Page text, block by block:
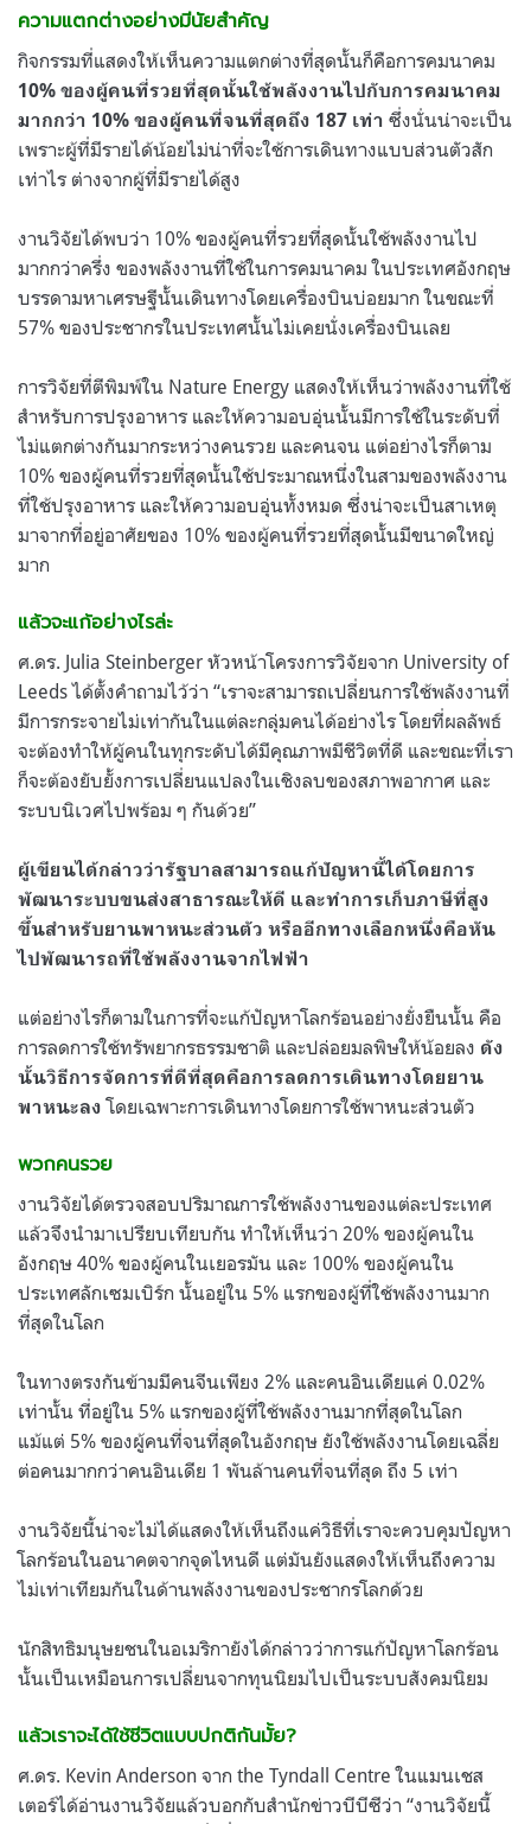
ความแตกต่างอย่างมีนัยสำคัญ
กิจกรรมที่แสดงให้เห็นความแตกต่างที่สุดนั้นก็คือการคมนาคม
10% ของผู้คนที่รวยที่สุดนั้นใช้พลังงานไปกับการคมนาคม
มากกว่า 10% ของผู้คนที่จนที่สุดถึง 187 เท่า ซึ่งนั่นน่าจะเป็น
เพราะผู้ที่มีรายได้น้อยไม่น่าที่จะใช้การเดินทางแบบส่วนตัวสัก
เท่าไร ต่างจากผู้ที่มีรายได้สูง
งานวิจัยได้พบว่า 10% ของผู้คนที่รวยที่สุดนั้นใช้พลังงานไป
มากกว่าครึ่ง ของพลังงานที่ใช้ในการคมนาคม ในประเทศอังกฤษ
บรรดามหาเศรษฐีนั้นเดินทางโดยเครื่องบินบ่อยมาก ในขณะที่
57% ของประชากรในประเทศนั้นไม่เคยนั่งเครื่องบินเลย
การวิจัยที่ตีพิมพ์ใน Nature Energy แสดงให้เห็นว่าพลังงานที่ใช้
สำหรับการปรุงอาหาร และให้ความอบอุ่นนั้นมีการใช้ในระดับที่
ไม่แตกต่างกันมากระหว่างคนรวย และคนจน แต่อย่างไรก็ตาม
10% ของผู้คนที่รวยที่สุดนั้นใช้ประมาณหนึ่งในสามของพลังงาน
ที่ใช้ปรุงอาหาร และให้ความอบอุ่นทั้งหมด ซึ่งน่าจะเป็นสาเหตุ
มาจากที่อยู่อาศัยของ 10% ของผู้คนที่รวยที่สุดนั้นมีขนาดใหญ่
มาก
แล้วจะแก้อย่างไรล่ะ
ศ.ดร. Julia Steinberger หัวหน้าโครงการวิจัยจาก University of
Leeds ได้ตั้งคำถามไว้ว่า “เราจะสามารถเปลี่ยนการใช้พลังงานที่
มีการกระจายไม่เท่ากันในแต่ละกลุ่มคนได้อย่างไร โดยที่ผลลัพธ์
จะต้องทำให้ผู้คนในทุกระดับได้มีคุณภาพมีชีวิตที่ดี และขณะที่เรา
ก็จะต้องยับยั้งการเปลี่ยนแปลงในเชิงลบของสภาพอากาศ และ
ระบบนิเวศไปพร้อม ๆ กันด้วย”
ผู้เขียนได้กล่าวว่ารัฐบาลสามารถแก้ปัญหานี้ได้โดยการ
พัฒนาระบบขนส่งสาธารณะให้ดี และทำการเก็บภาษีที่สูง
ขึ้นสำหรับยานพาหนะส่วนตัว หรืออีกทางเลือกหนึ่งคือหัน
ไปพัฒนารถที่ใช้พลังงานจากไฟฟ้า
แต่อย่างไรก็ตามในการที่จะแก้ปัญหาโลกร้อนอย่างยั่งยืนนั้น คือ
การลดการใช้ทรัพยากรธรรมชาติ และปล่อยมลพิษให้น้อยลง ดัง
นั้นวิธีการจัดการที่ดีที่สุดคือการลดการเดินทางโดยยาน
พาหนะลง โดยเฉพาะการเดินทางโดยการใช้พาหนะส่วนตัว
พวกคนรวย
งานวิจัยได้ตรวจสอบปริมาณการใช้พลังงานของแต่ละประเทศ
แล้วจึงนำมาเปรียบเทียบกัน ทำให้เห็นว่า 20% ของผู้คนใน
อังกฤษ 40% ของผู้คนในเยอรมัน และ 100% ของผู้คนใน
ประเทศลักเซมเบิร์ก นั้นอยู่ใน 5% แรกของผู้ที่ใช้พลังงานมาก
ที่สุดในโลก
ในทางตรงกันข้ามมีคนจีนเพียง 2% และคนอินเดียแค่ 0.02%
เท่านั้น ที่อยู่ใน 5% แรกของผู้ที่ใช้พลังงานมากที่สุดในโลก
แม้แต่ 5% ของผู้คนที่จนที่สุดในอังกฤษ ยังใช้พลังงานโดยเฉลี่ย
ต่อคนมากกว่าคนอินเดีย 1 พันล้านคนที่จนที่สุด ถึง 5 เท่า
งานวิจัยนี้น่าจะไม่ได้แสดงให้เห็นถึงแค่วิธีที่เราจะควบคุมปัญหา
โลกร้อนในอนาคตจากจุดไหนดี แต่มันยังแสดงให้เห็นถึงความ
ไม่เท่าเทียมกันในด้านพลังงานของประชากรโลกด้วย
นักสิทธิมนุษยชนในอเมริกายังได้กล่าวว่าการแก้ปัญหาโลกร้อน
นั้นเป็นเหมือนการเปลี่ยนจากทุนนิยมไปเป็นระบบสังคมนิยม
แล้วเราจะได้ใช้ชีวิตแบบปกติกันมั้ย?
ศ.ดร. Kevin Anderson จาก the Tyndall Centre ในแมนเชส
เตอร์ได้อ่านงานวิจัยแล้วบอกกับสำนักข่าวบีบีซีว่า “งานวิจัยนี้